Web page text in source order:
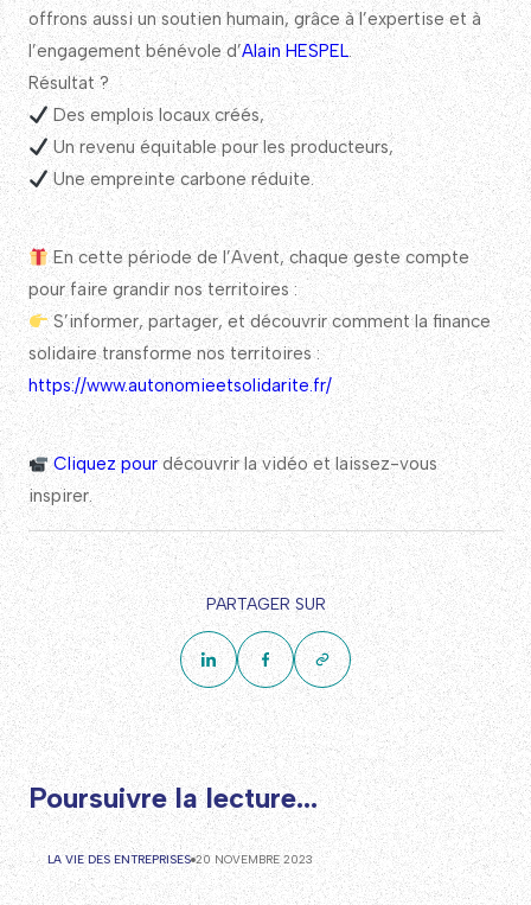
offrons aussi un soutien humain, grâce à l’expertise et à
l’engagement bénévole d’Alain HESPEL.
Résultat ?
Des emplois locaux créés,
Un revenu équitable pour les producteurs,
Une empreinte carbone réduite.
En cette période de l’Avent, chaque geste compte
pour faire grandir nos territoires :
S’informer, partager, et découvrir comment la finance
solidaire transforme nos territoires :
https://www.autonomieetsolidarite.fr/
Cliquez pourdécouvrir la vidéo et laissez-vous
inspirer.
PARTAGER SUR
Poursuivre la lecture...
LA VIE DES ENTREPRISES 20 NOVEMBRE 2023